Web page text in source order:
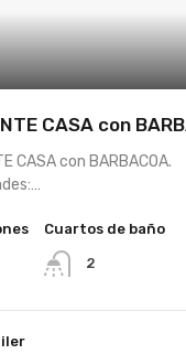
CASA con
CASA con BARBACOA.
Cuartos de baño
2